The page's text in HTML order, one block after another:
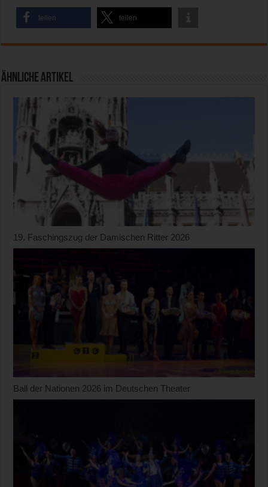
teilen teilen
Ähnliche Artikel
19. Faschingszug der Damischen Ritter 2026
Ball der Nationen 2026 im Deutschen Theater